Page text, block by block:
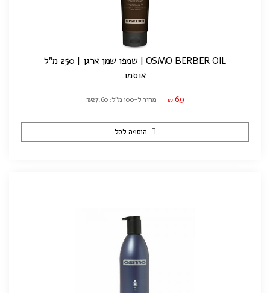
OSMO BERBER OIL | שמפו שמן ארגן | 250 מ"ל
אוסמו
₪ 69 מחיר ל-100 מ"ל: ₪27.60
הוספה לסל